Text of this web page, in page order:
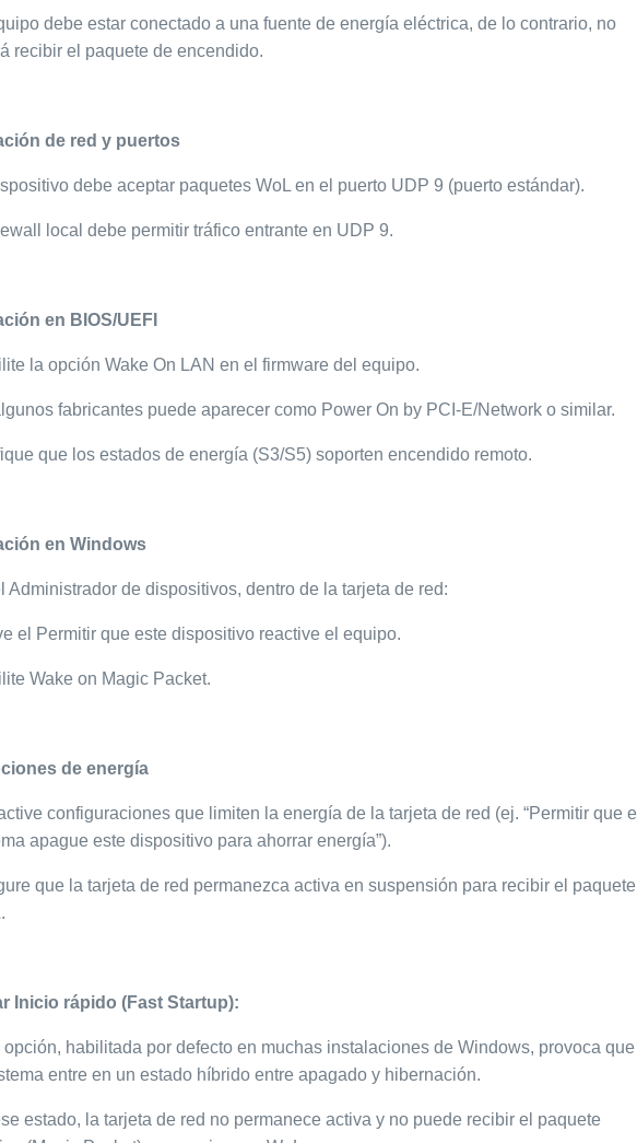
debe estar conectado a una fuente de energía eléctrica, de lo contrario, no
recibir el paquete de encendido.
de red y puertos
debe aceptar paquetes WoL en el puerto UDP 9 (puerto estándar).
local debe permitir tráfico entrante en UDP 9.
en BIOS/UEFI
la opción Wake On LAN en el firmware del equipo.
fabricantes puede aparecer como Power On by PCI-E/Network o similar.
que los estados de energía (S3/S5) soporten encendido remoto.
en Windows
Administrador de dispositivos, dentro de la tarjeta de red:
el Permitir que este dispositivo reactive el equipo.
Wake on Magic Packet.
de energía
configuraciones que limiten la energía de la tarjeta de red (ej. “Permitir que el
apague este dispositivo para ahorrar energía”).
que la tarjeta de red permanezca activa en suspensión para recibir el paquete
Inicio rápido (Fast Startup):
opción, habilitada por defecto en muchas instalaciones de Windows, provoca que
entre en un estado híbrido entre apagado y hibernación.
estado, la tarjeta de red no permanece activa y no puede recibir el paquete